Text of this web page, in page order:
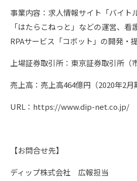
事業内容：求人情報サイト「バイト
「はたらこねっと」などの運営、看
RPAサービス「コボット」の開発・
上場証券取引所：東京証券取引所（
売上高：売上高464億円（2020年2月
URL：https://www.dip-net.co.jp/
【お問合せ先】
ディップ株式会社 広報担当